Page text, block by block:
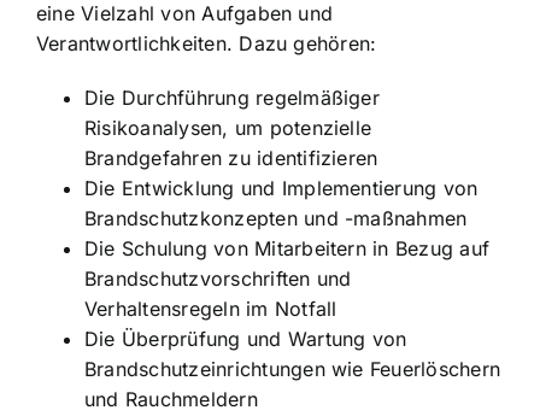
eine Vielzahl von Aufgaben und
Verantwortlichkeiten. Dazu gehören:
Die Durchführung regelmäßiger
Risikoanalysen, um potenzielle
Brandgefahren zu identifizieren
Die Entwicklung und Implementierung von
Brandschutzkonzepten und -maßnahmen
Die Schulung von Mitarbeitern in Bezug auf
Brandschutzvorschriften und
Verhaltensregeln im Notfall
Die Überprüfung und Wartung von
Brandschutzeinrichtungenwie Feuerlöschern
und Rauchmeldern